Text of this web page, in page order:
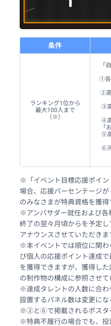
条件
ランキング1位から
最大100人まで
（※）
「
①各
②
③
④
「
⑤
⑥
※「イベント目標応援ポイン
場合、応援パーセンテージ
のみなさまが特典資格を獲得
※アンバサダー就任および各
終了の翌々月頃からを予定
アナウンスさせていただきま
※本イベントでは順位に関わ
び個人の応援ポイント達成
を獲得できますが、獲得し
の制作物の構成に参照させて
※達成タレントの人数に合わ
設置するパネル数は変更にな
※②と⑥で掲載されるポスタ
※特典不履行の場合でも、投